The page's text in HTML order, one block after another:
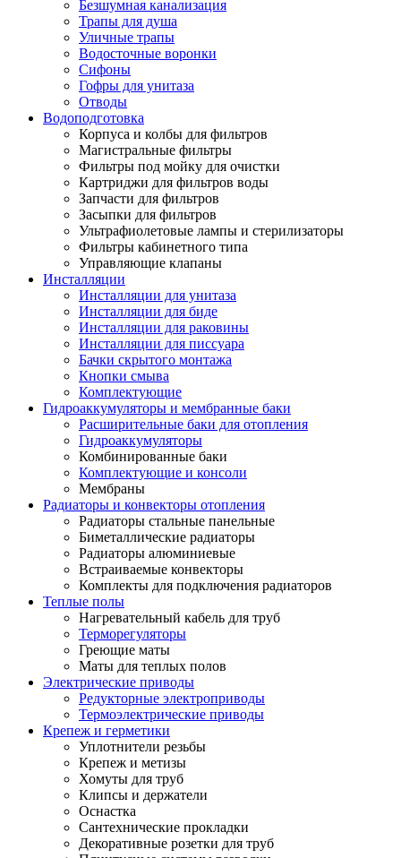
Безшумная канализация
Трапы для душа
Уличные трапы
Водосточные воронки
Сифоны
Гофры для унитаза
Отводы
Водоподготовка
Корпуса и колбы для фильтров
Магистральные фильтры
Фильтры под мойку для очистки
Картриджи для фильтров воды
Запчасти для фильтров
Засыпки для фильтров
Ультрафиолетовые лампы и стерилизаторы
Фильтры кабинетного типа
Управляющие клапаны
Инсталляции
Инсталляции для унитаза
Инсталляции для биде
Инсталляции для раковины
Инсталляции для писсуара
Бачки скрытого монтажа
Кнопки смыва
Комплектующие
Гидроаккумуляторы и мембранные баки
Расширительные баки для отопления
Гидроаккумуляторы
Комбинированные баки
Комплектующие и консоли
Мембраны
Радиаторы и конвекторы отопления
Радиаторы стальные панельные
Биметаллические радиаторы
Радиаторы алюминиевые
Встраиваемые конвекторы
Комплекты для подключения радиаторов
Теплые полы
Нагревательный кабель для труб
Терморегуляторы
Греющие маты
Маты для теплых полов
Электрические приводы
Редукторные электроприводы
Термоэлектрические приводы
Крепеж и герметики
Уплотнители резьбы
Крепеж и метизы
Хомуты для труб
Клипсы и держатели
Оснастка
Сантехнические прокладки
Декоративные розетки для труб